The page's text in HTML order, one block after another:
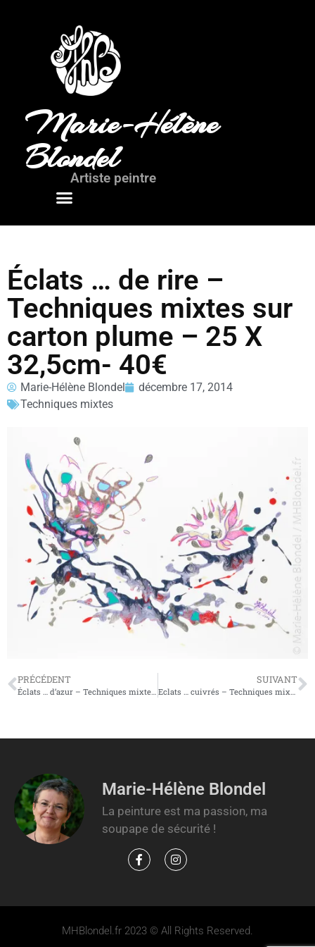
Marie-Hélène
Blondel
Artiste peintre
Éclats … de rire –
Techniques mixtes sur
carton plume – 25 X
32,5cm- 40€
Marie-Hélène Blondel
décembre 17, 2014
Techniques mixtes
PRÉCÉDENT SUIVANT
Marie-Hélène Blondel
La peinture est ma passion, ma
soupape de sécurité !
MHBlondel.fr 2023 © All Rights Reserved.